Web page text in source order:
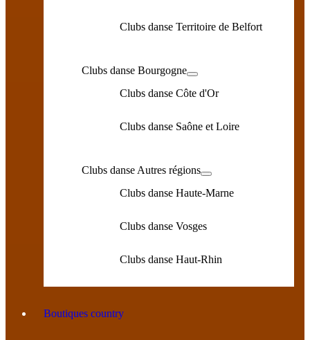
Clubs danse Territoire de Belfort
Clubs danse Bourgogne
Clubs danse Côte d'Or
Clubs danse Saône et Loire
Clubs danse Autres régions
Clubs danse Haute-Marne
Clubs danse Vosges
Clubs danse Haut-Rhin
Boutiques country